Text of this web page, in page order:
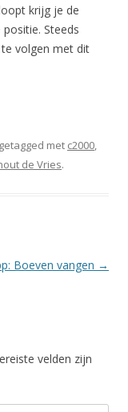
krijg je de
Steeds
volgen met dit
met c2000,
de Vries.
Boeven vangen →
velden zijn